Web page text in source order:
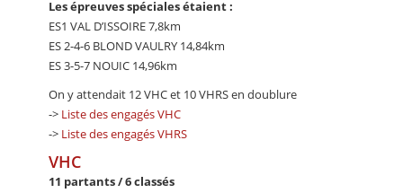
Les épreuves spéciales étaient :
ES1 VAL D’ISSOIRE 7,8km
ES 2-4-6 BLOND VAULRY 14,84km
ES 3-5-7 NOUIC 14,96km
On y attendait 12 VHC et 10 VHRS en doublure
-> Liste des engagés VHC
-> Liste des engagés VHRS
VHC
11 partants / 6 classés